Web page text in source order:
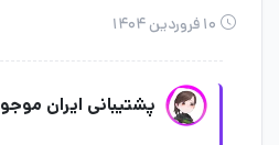
۱۰ فروردین ۱۴۰۴
پشتیبانی ایران موجو